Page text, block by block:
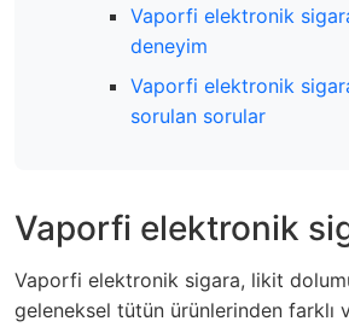
Vaporfi elektronik
deneyim
Vaporfi elektronik
sorulan sorular
Vaporfi elektronik
Vaporfi elektronik sigara, likit
geleneksel tütün ürünlerinden farklı